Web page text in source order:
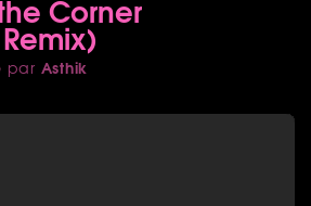
Corner
par Asthik